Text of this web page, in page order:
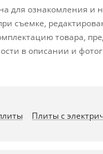
для ознакомления
съемке,
товара,
в описании и
Плиты с